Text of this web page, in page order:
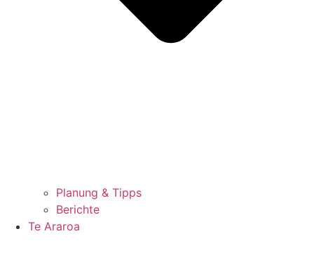
Planung & Tipps
Berichte
Te Araroa